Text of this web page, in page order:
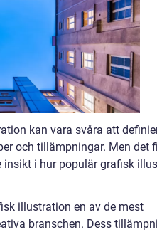
kan vara svåra att
och tillämpningar. Men det
insikt i hur populär grafisk
illustration en av de mest
branschen. Dess